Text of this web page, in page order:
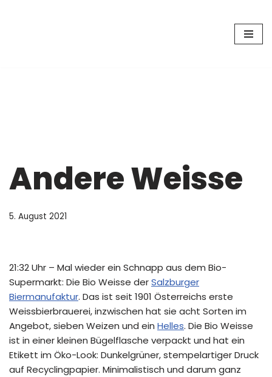
Andere Weisse
5. August 2021
21:32 Uhr – Mal wieder ein Schnapp aus dem Bio-
Supermarkt: Die Bio Weisse derSalzburger
Biermanufaktur. Das ist seit 1901 Österreichs erste
Weissbierbrauerei, inzwischen hat sie acht Sorten im
Angebot, sieben Weizen und ein Helles. Die Bio Weisse
ist in einer kleinen Bügelflasche verpackt und hat ein
Etikett im Öko-Look: Dunkelgrüner, stempelartiger Druck
auf Recyclingpapier. Minimalistisch und darum ganz